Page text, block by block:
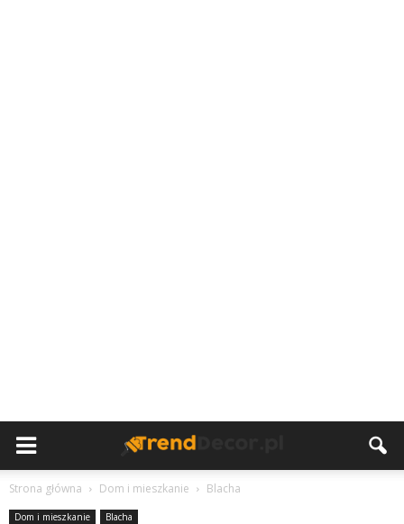
Strona główna Dom i mieszkanie Blacha
Dom i mieszkanie Blacha